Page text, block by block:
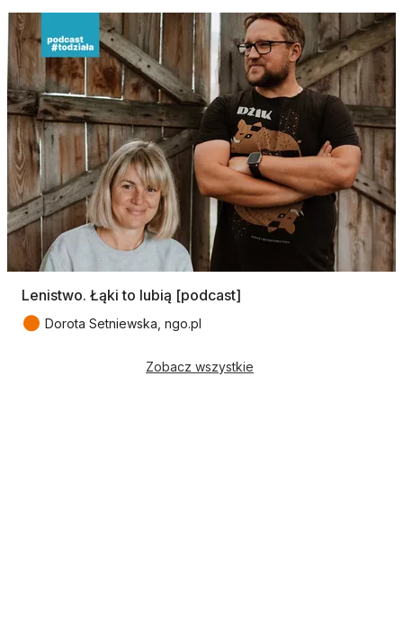
Lenistwo. Łąki to lubią [podcast]
● Dorota Setniewska, ngo.pl
Zobacz wszystkie